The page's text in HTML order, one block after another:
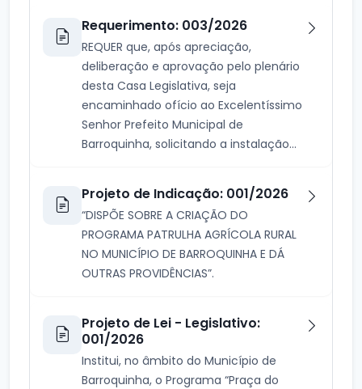
Requerimento: 003/2026
REQUER que, após apreciação,
deliberação e aprovação pelo plenário
desta Casa Legislativa, seja
encaminhado ofício ao Excelentíssimo
Senhor Prefeito Municipal de
Barroquinha, solicitando a instalação...
Projeto de Indicação: 001/2026
“DISPÕE SOBRE A CRIAÇÃO DO
PROGRAMA PATRULHA AGRÍCOLA RURAL
NO MUNICÍPIO DE BARROQUINHA E DÁ
OUTRAS PROVIDÊNCIAS”.
Projeto de Lei - Legislativo:
001/2026
Institui, no âmbito do Município de
Barroquinha, o Programa “Praça do